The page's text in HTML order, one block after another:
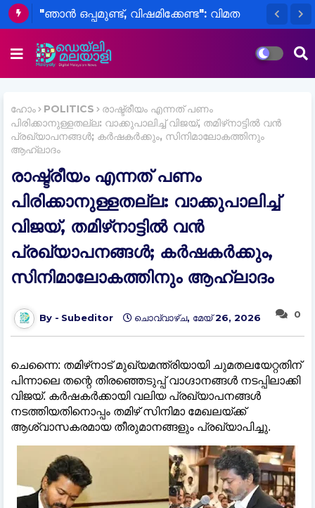
​"ഞാൻ ഒപ്പമുണ്ട്, വിഷമിക്കേണ്ട": വിമത
പ്രധാനമന്ത്രി മോദി
ഹോം POLITICS
രാഷ്ട്രീയം എന്നത് പണം
പിരിക്കാനുള്ളതല്ല: വാക്കുപാലിച്ച്‌ വിജയ്, തമിഴ്‌നാട്ടില്‍ വൻ
പ്രഖ്യാപനങ്ങള്‍; കര്‍ഷകര്‍ക്കും, സിനിമാലോകത്തിനും
ആഹ്ലാദം
രാഷ്ട്രീയം എന്നത് പണം
പിരിക്കാനുള്ളതല്ല: വാക്കുപാലിച്ച്‌
വിജയ്, തമിഴ്‌നാട്ടില്‍ വൻ
പ്രഖ്യാപനങ്ങള്‍; കര്‍ഷകര്‍ക്കും,
സിനിമാലോകത്തിനും ആഹ്ലാദം
0
Subeditor ചൊവ്വാഴ്ച, മേയ് 26, 2026
ചെന്നൈ: തമിഴ്‌നാട് മുഖ്യമന്ത്രിയായി ചുമതലയേറ്റതിന്
പിന്നാലെ തന്റെ തിരഞ്ഞെടുപ്പ് വാഗ്ദാനങ്ങള്‍ നടപ്പിലാക്കി
വിജയ്. കർഷകർക്കായി വലിയ പ്രഖ്യാപനങ്ങള്‍
നടത്തിയതിനൊപ്പം തമിഴ് സിനിമാ മേഖലയ്ക്ക്
ആശ്വാസകരമായ തീരുമാനങ്ങളും പ്രഖ്യാപിച്ചു.